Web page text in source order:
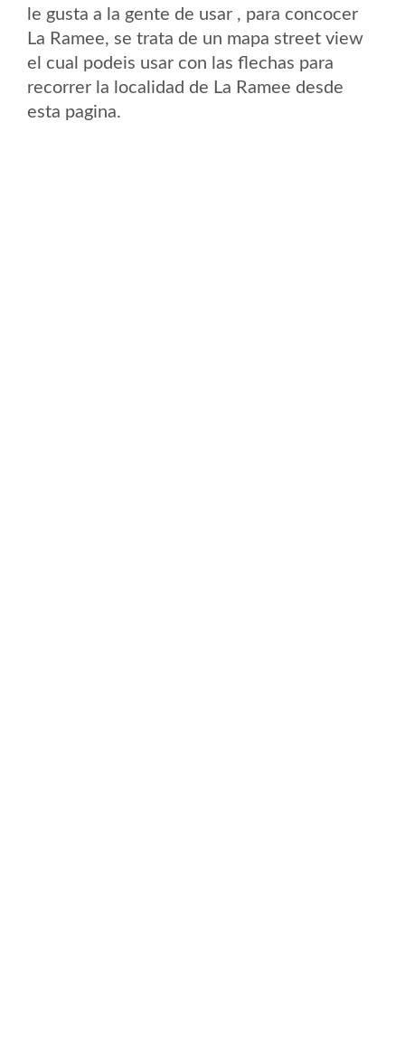
le gusta a la gente de usar , para concocer
La Ramee, se trata de un mapa street view
el cual podeis usar con las flechas para
recorrer la localidad de La Ramee desde
esta pagina.